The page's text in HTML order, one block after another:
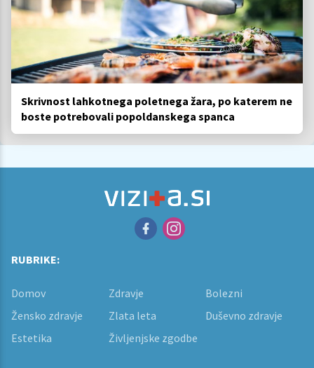
Skrivnost lahkotnega poletnega žara, po katerem ne
boste potrebovali popoldanskega spanca
RUBRIKE:
Domov Zdravje
Bolezni
Žensko zdravje
Zlata leta
Duševno zdravje
Estetika
Življenjske zgodbe